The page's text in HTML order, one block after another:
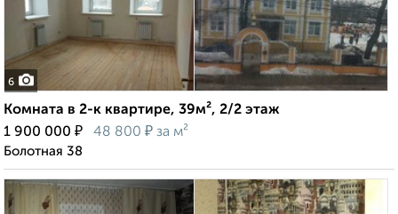
6
Комната в 2-к квартире, 39м², 2/2 этаж
1 900 000 ₽ 48 800 ₽ за м²
Болотная 38